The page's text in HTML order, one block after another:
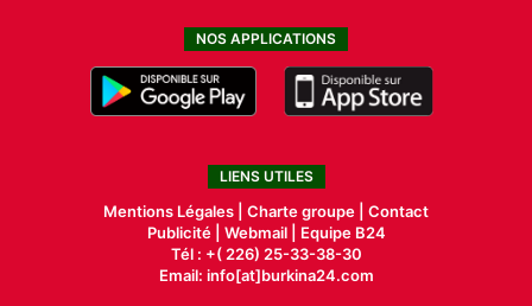
NOS APPLICATIONS
LIENS UTILES
Mentions Légales | Charte groupe | Contact
Publicité| Webmail |
Equipe B24
Tél : +( 226) 25-33-38-30
Email: info[at]burkina24.com